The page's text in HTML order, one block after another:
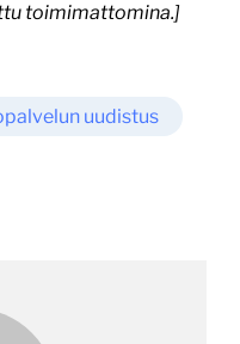
toimimattomina.]
uudistus